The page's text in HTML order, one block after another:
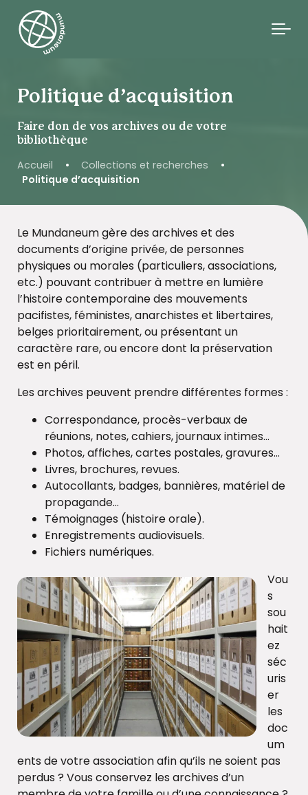
Skip to main content
Politique d’acquisition
Faire don de vos archives ou de votre
bibliothèque
Accueil • Collections et recherches
•
Politique d’acquisition
Le Mundaneum gère des archives et des
documents d’origine privée, de personnes
physiques ou morales (particuliers, associations,
etc.) pouvant contribuer à mettre en lumière
l’histoire contemporaine des mouvements
pacifistes, féministes, anarchistes et libertaires,
belges prioritairement, ou présentant un
caractère rare, ou encore dont la préservation
est en péril.
Les archives peuvent prendre différentes formes :
Correspondance, procès-verbaux de
réunions, notes, cahiers, journaux intimes…
Photos, affiches, cartes postales, gravures…
Livres, brochures, revues.
Autocollants, badges, bannières, matériel de
propagande…
Témoignages (histoire orale).
Enregistrements audiovisuels.
Fichiers numériques.
Vou
s
sou
hait
ez
séc
uris
er
les
doc
um
ents de votre association afin qu’ils ne soient pas
perdus ? Vous conservez les archives d’un